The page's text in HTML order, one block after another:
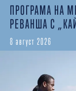
ПРОГРАМА НА
РЕВАНША С
8 август 2026